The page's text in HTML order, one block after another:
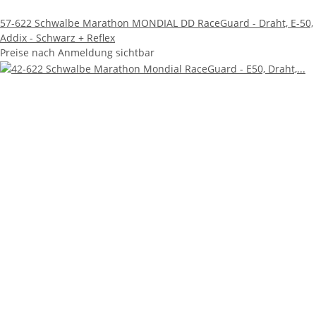
57-622 Schwalbe Marathon MONDIAL DD RaceGuard - Draht, E-50,
Addix - Schwarz + Reflex
Preise nach Anmeldung sichtbar